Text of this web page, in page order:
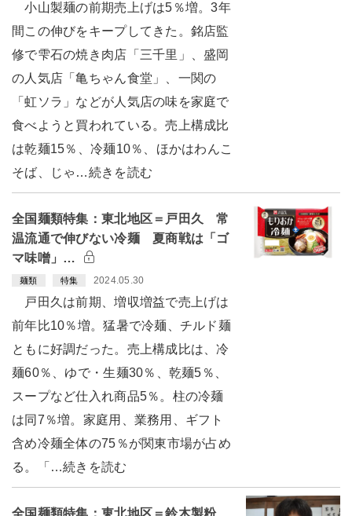
小山製麺の前期売上げは5％増。3年
間この伸びをキープしてきた。銘店監
修で雫石の焼き肉店「三千里」、盛岡
の人気店「亀ちゃん食堂」、一関の
「虹ソラ」などが人気店の味を家庭で
食べようと買われている。売上構成比
は乾麺15％、冷麺10％、ほかはわんこ
そば、じゃ…続きを読む
全国麺類特集：東北地区＝戸田久 常
温流通で伸びない冷麺 夏商戦は「ゴ
マ味噌」…
麺類 特集 2024.05.30
戸田久は前期、増収増益で売上げは
前年比10％増。猛暑で冷麺、チルド麺
ともに好調だった。売上構成比は、冷
麺60％、ゆで・生麺30％、乾麺5％、
スープなど仕入れ商品5％。柱の冷麺
は同7％増。家庭用、業務用、ギフト
含め冷麺全体の75％が関東市場が占め
る。「…続きを読む